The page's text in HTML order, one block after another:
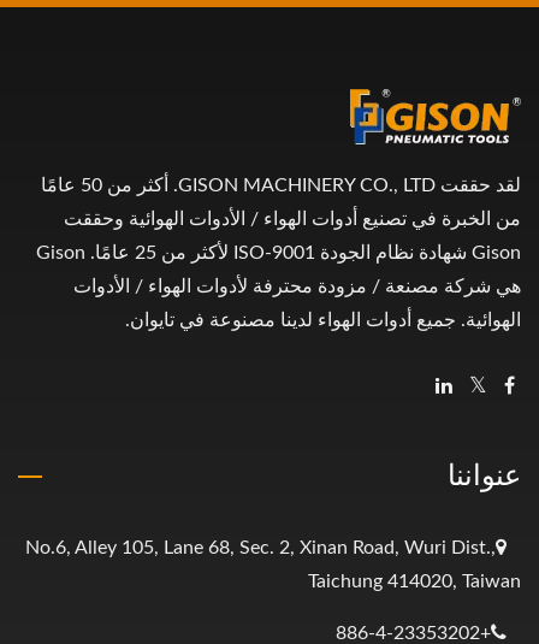
لقد حققت GISON MACHINERY CO., LTD. أكثر من 50 عامًا
من الخبرة في تصنيع أدوات الهواء / الأدوات الهوائية وحققت
Gison شهادة نظام الجودة ISO-9001 لأكثر من 25 عامًا. Gison
هي شركة مصنعة / مزودة محترفة لأدوات الهواء / الأدوات
الهوائية. جميع أدوات الهواء لدينا مصنوعة في تايوان.
عنواننا
No.6, Alley 105, Lane 68, Sec. 2, Xinan Road, Wuri Dist.,
Taichung 414020, Taiwan
+886-4-23353202